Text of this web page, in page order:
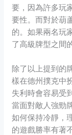
要，因為許多玩
要性。而對於葫
的。如果兩名玩
了高級牌型之間
除了以上提到的
樣在德州撲克中
失利時會容易受
當面對敵人強勁
如何保持冷靜，
的遊戲勝率有著